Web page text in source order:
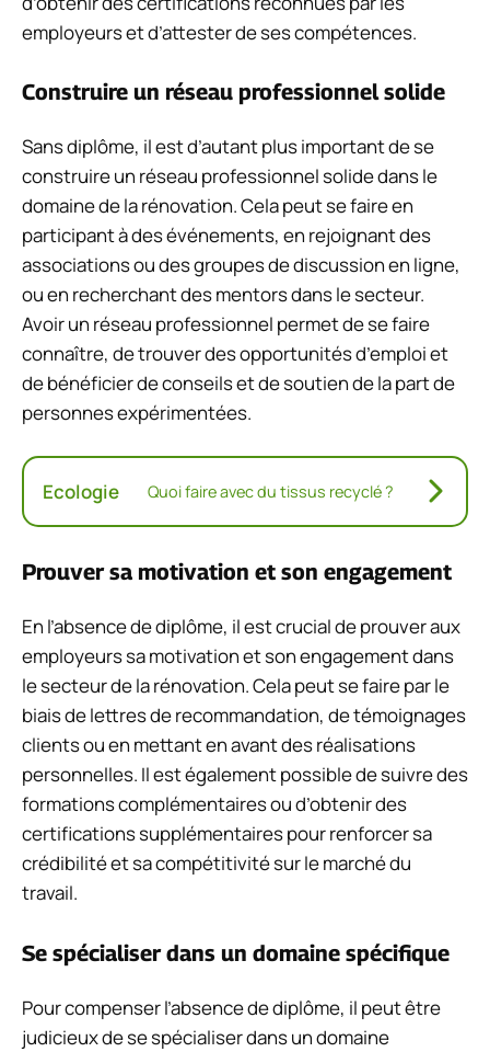
employeurs et d’attester de ses compétences.
Construire un réseau professionnel solide
Sans diplôme, il est d’autant plus important de se
construire un réseau professionnel solide dans le
domaine de la rénovation. Cela peut se faire en
participant à des événements, en rejoignant des
associations ou des groupes de discussion en ligne,
ou en recherchant des mentors dans le secteur.
Avoir un réseau professionnel permet de se faire
connaître, de trouver des opportunités d’emploi et
de bénéficier de conseils et de soutien de la part de
personnes expérimentées.
Ecologie Quoi faire avec du tissus recyclé ?
Prouver sa motivation et son engagement
En l’absence de diplôme, il est crucial de prouver aux
employeurs sa motivation et son engagement dans
le secteur de la rénovation. Cela peut se faire par le
biais de lettres de recommandation, de témoignages
clients ou en mettant en avant des réalisations
personnelles. Il est également possible de suivre des
formations complémentaires ou d’obtenir des
certifications supplémentaires pour renforcer sa
crédibilité et sa compétitivité sur le marché du
travail.
Se spécialiser dans un domaine spécifique
Pour compenser l’absence de diplôme, il peut être
judicieux de se spécialiser dans un domaine